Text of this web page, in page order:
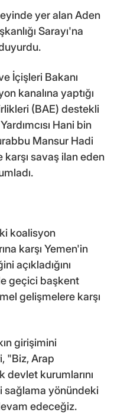
yer alan Aden
Sarayı'na
İçişleri Bakanı
kanalına yaptığı
(BAE) destekli
Hani bin
Mansur Hadi
savaş ilan eden
koalisyon
karşı Yemen'in
açıkladığını
geçici başkent
gelişmelere karşı
girişimini
"Biz, Arap
kurumlarını
sağlama yönündeki
edeceğiz.